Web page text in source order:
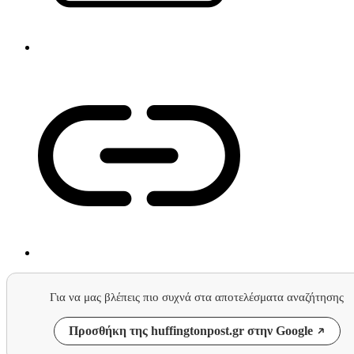
Για να μας βλέπεις πιο συχνά στα αποτελέσματα αναζήτησης
Προσθήκη της huffingtonpost.gr στην Google